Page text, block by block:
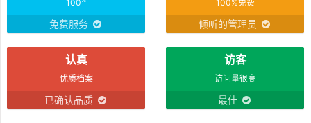
100
免费服务
100%免费
倾听的管理员
认真
优质档案
已确认品质
访客
访问量很高
最佳